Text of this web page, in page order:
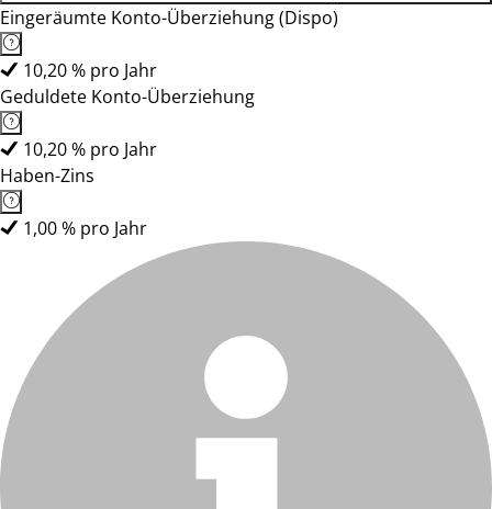
Eingeräumte Konto-Überziehung (Dispo)
10,20 % pro Jahr
Geduldete Konto-Überziehung
10,20 % pro Jahr
Haben-Zins
1,00 % pro Jahr